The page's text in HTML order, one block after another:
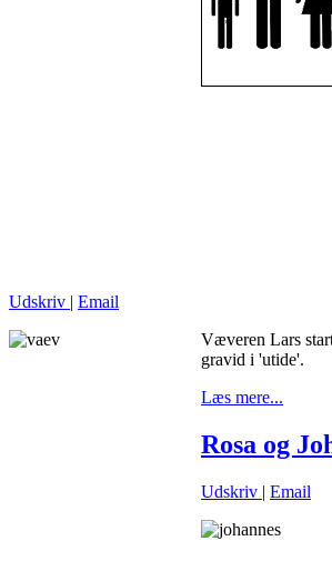
Udskriv | Email
Væveren Lars
gravid i 'utide'.
Læs mere...
Rosa og
Udskriv | Email